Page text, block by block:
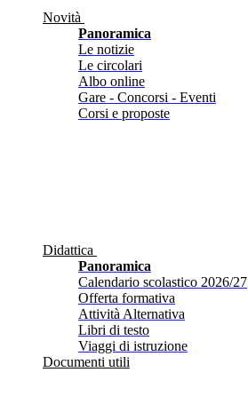
Novità
Panoramica
Le notizie
Le circolari
Albo online
Gare - Concorsi - Eventi
Corsi e proposte
Didattica
Panoramica
Calendario scolastico 2026/27
Offerta formativa
Attività Alternativa
Libri di testo
Viaggi di istruzione
Documenti utili